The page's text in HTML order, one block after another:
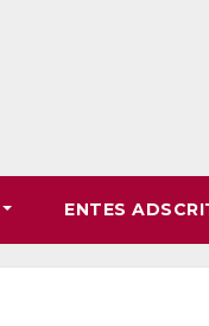
ENTES